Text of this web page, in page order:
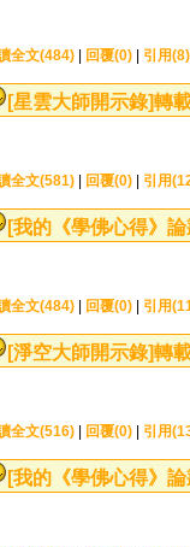
全文(484) 回覆(0) 引用(8)
[星雲大師開示錄]轉
全文(581) 回覆(0) 引用
[我的《學佛心得》
全文(484) 回覆(0) 引用
[淨空大師開示錄]轉
全文(516) 回覆(0) 引用
[我的《學佛心得》